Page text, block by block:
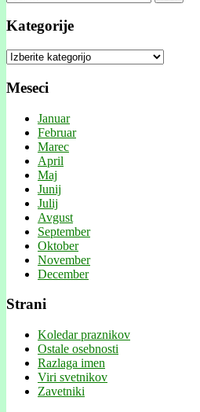
Kategorije
Kategorije
Meseci
Januar
Februar
Marec
April
Maj
Junij
Julij
Avgust
September
Oktober
November
December
Strani
Koledar praznikov
Ostale osebnosti
Razlaga imen
Viri svetnikov
Zavetniki